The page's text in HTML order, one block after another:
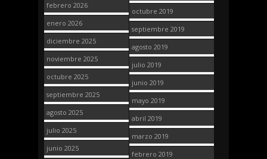
febrero 2026
enero 2026
diciembre 2025
noviembre 2025
octubre 2025
septiembre 2025
agosto 2025
julio 2025
junio 2025
octubre 2019
septiembre 2019
agosto 2019
julio 2019
junio 2019
mayo 2019
abril 2019
marzo 2019
febrero 2019